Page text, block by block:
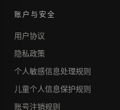
账户与安全
用户协议
隐私政策
个人敏感信息处理规则
儿童个人信息保护规则
账号注销规则